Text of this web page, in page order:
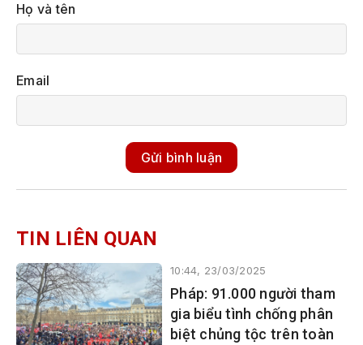
Họ và tên
Email
Gửi bình luận
TIN LIÊN QUAN
10:44, 23/03/2025
Pháp: 91.000 người tham
gia biểu tình chống phân
biệt chủng tộc trên toàn